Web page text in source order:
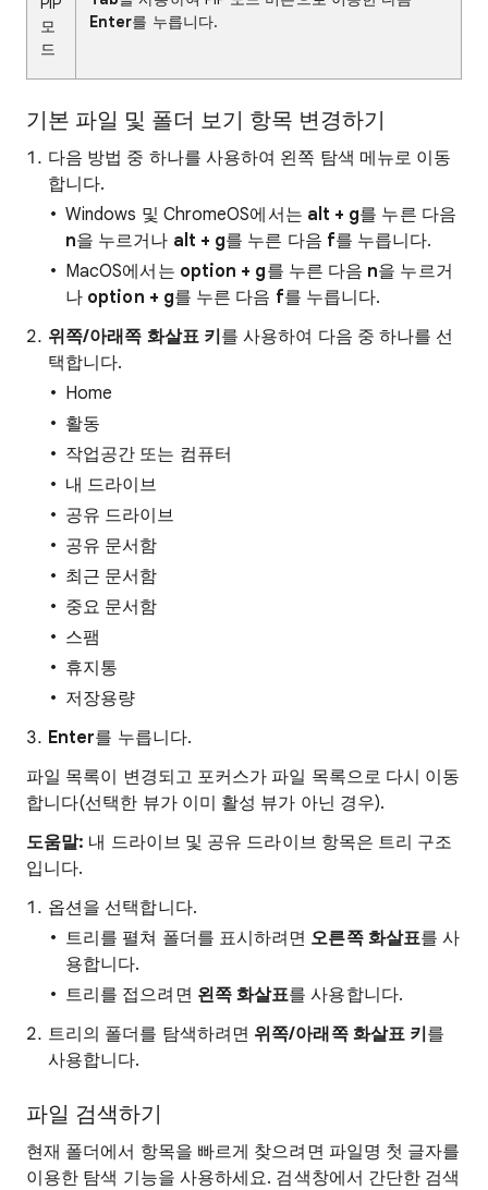
모
드
Enter를 누릅니다.
기본 파일 및 폴더 보기 항목 변경하기
다음 방법 중 하나를 사용하여 왼쪽 탐색 메뉴로 이동
합니다.
Windows 및 ChromeOS에서는 alt + g를 누른 다음
n을 누르거나 alt + g를 누른 다음 f를 누릅니다.
MacOS에서는 option + g를 누른 다음 n을 누르거
나 option + g를 누른 다음 f를 누릅니다.
위쪽/아래쪽 화살표 키를 사용하여 다음 중 하나를 선
택합니다.
Home
활동
작업공간 또는 컴퓨터
내 드라이브
공유 드라이브
공유 문서함
최근 문서함
중요 문서함
스팸
휴지통
저장용량
Enter를 누릅니다.
파일 목록이 변경되고 포커스가 파일 목록으로 다시 이동
합니다(선택한 뷰가 이미 활성 뷰가 아닌 경우).
도움말: 내 드라이브 및 공유 드라이브 항목은 트리 구조
입니다.
옵션을 선택합니다.
트리를 펼쳐 폴더를 표시하려면 오른쪽 화살표를 사
용합니다.
트리를 접으려면 왼쪽 화살표를 사용합니다.
트리의 폴더를 탐색하려면 위쪽/아래쪽 화살표 키를
사용합니다.
파일 검색하기
현재 폴더에서 항목을 빠르게 찾으려면 파일명 첫 글자를
이용한 탐색 기능을 사용하세요. 검색창에서 간단한 검색